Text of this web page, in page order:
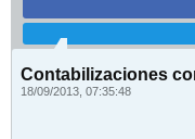
Contabilizaciones
18/09/2013, 07:35:48